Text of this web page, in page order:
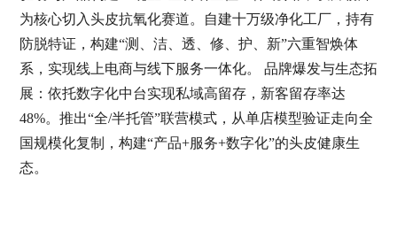
为核心切入头皮抗氧化赛道。自建十万级净化工厂，持有
防脱特证，构建“测、洁、透、修、护、新”六重智焕体
系，实现线上电商与线下服务一体化。 品牌爆发与生态拓
展：依托数字化中台实现私域高留存，新客留存率达
48%。推出“全/半托管”联营模式，从单店模型验证走向全
国规模化复制，构建“产品+服务+数字化”的头皮健康生
态。